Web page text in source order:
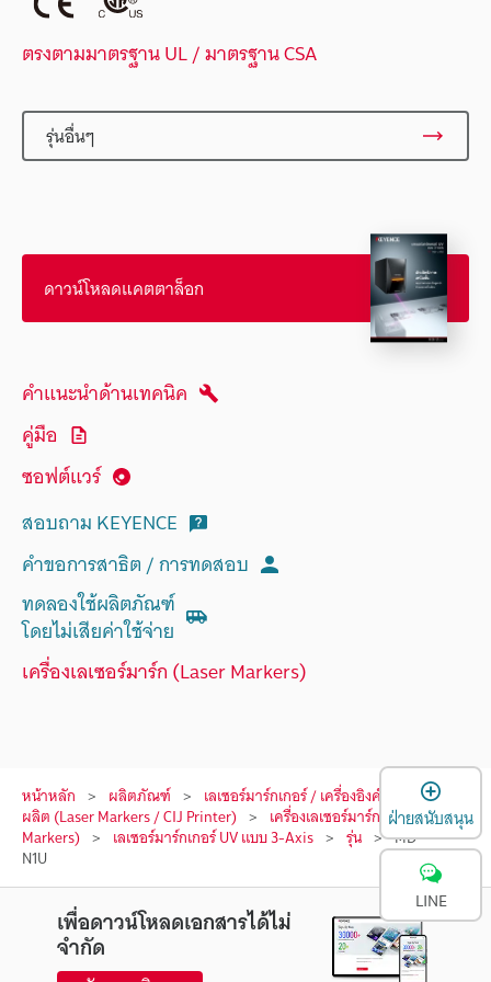
ตรงตามมาตรฐาน UL / มาตรฐาน CSA
รุ่นอื่นๆ
ดาวน์โหลดแคตตาล็อก
คำแนะนำด้านเทคนิค
คู่มือ
ซอฟต์แวร์
สอบถาม KEYENCE
คำขอการสาธิต / การทดสอบ
ทดลองใช้ผลิตภัณฑ์
โดยไม่เสียค่าใช้จ่าย
เครื่องเลเซอร์มาร์ก (Laser Markers)
หน้าหลัก ผลิตภัณฑ์ เลเซอร์มาร์กเกอร์ / เครื่องอิงค์เจ็ทพิมพ์วัน
ผลิต (Laser Markers / CIJ Printer) เครื่องเลเซอร์มาร์ก (Laser
Markers) เลเซอร์มาร์กเกอร์ UV แบบ 3-Axis รุ่น MD-
N1U
เพื่อดาวน์โหลดเอกสารได้ไม่
จำกัด
ฝ่ายสนับสนุน
LINE